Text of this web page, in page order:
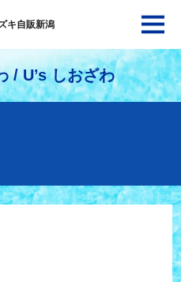
キ自販新潟
/ U’s しおざわ